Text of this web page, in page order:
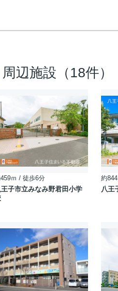
周辺施設（18件）
ｍ / 徒歩6分
王子市立みなみ野君田小学
約
八王